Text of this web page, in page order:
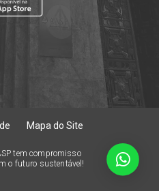
Mapa do Site
tem compromisso
o futuro sustentável!